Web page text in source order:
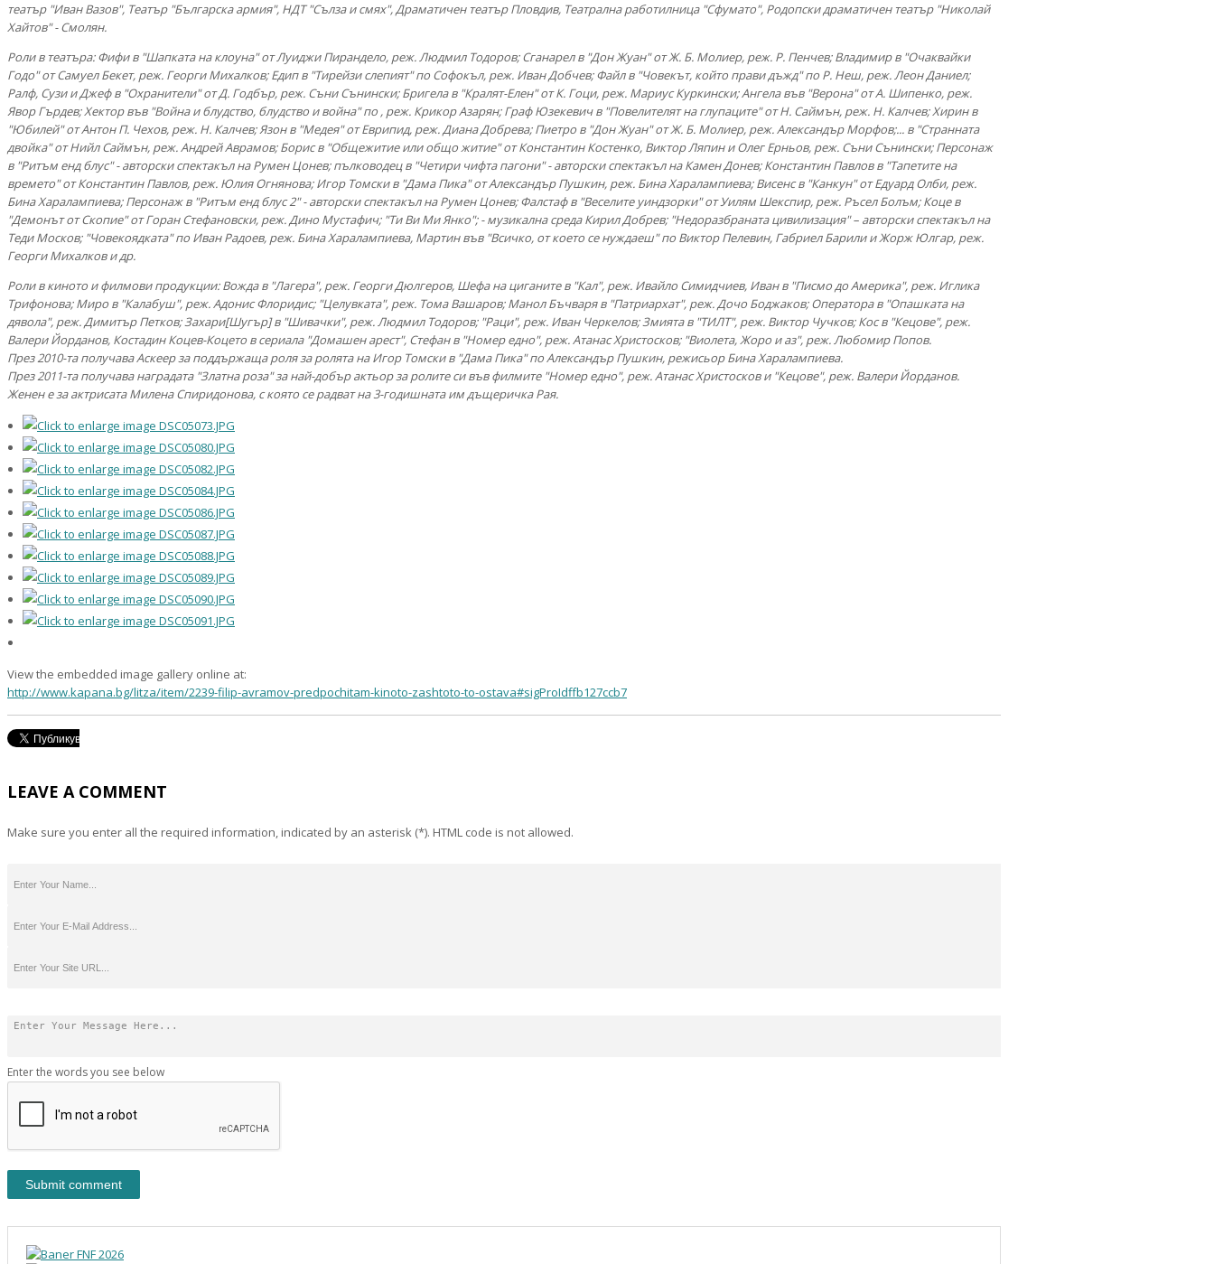
театър "Иван Вазов", Театър "Българска армия", НДТ "Сълза и смях", Драматичен театър Пловдив, Театрална работилница "Сфумато", Родопски драматичен театър "Николай
Хайтов" - Смолян.
Роли в театъра: Фифи в "Шапката на клоуна" от Луиджи Пирандело, реж. Людмил Тодоров; Сганарел в "Дон Жуан" от Ж. Б. Молиер, реж. Р. Пенчев; Владимир в "Очаквайки
Годо" от Самуел Бекет, реж. Георги Михалков; Едип в "Тирейзи слепият" по Софокъл, реж. Иван Добчев; Файл в "Човекът, който прави дъжд" по Р. Неш, реж. Леон Даниел;
Ралф, Сузи и Джеф в "Охранители" от Д. Годбър, реж. Съни Сънински; Бригела в "Кралят-Елен" от К. Гоци, реж. Мариус Куркински; Ангела във "Верона" от А. Шипенко, реж.
Явор Гърдев; Хектор във "Война и блудство, блудство и война" по , реж. Крикор Азарян; Граф Юзекевич в "Повелителят на глупаците" от Н. Саймън, реж. Н. Калчев; Хирин в
"Юбилей" от Антон П. Чехов, реж. Н. Калчев; Язон в "Медея" от Еврипид, реж. Диана Добрева; Пиетро в "Дон Жуан" от Ж. Б. Молиер, реж. Александър Морфов;... в "Странната
двойка" от Нийл Саймън, реж. Андрей Аврамов; Борис в "Общежитие или общо житие" от Константин Костенко, Виктор Ляпин и Олег Ерньов, реж. Съни Сънински; Персонаж
в "Ритъм енд блус" - авторски спектакъл на Румен Цонев; пълководец в "Четири чифта пагони" - авторски спектакъл на Камен Донев; Константин Павлов в "Тапетите на
времето" от Константин Павлов, реж. Юлия Огнянова; Игор Томски в "Дама Пика" от Александър Пушкин, реж. Бина Харалампиева; Висенс в "Канкун" от Едуард Олби, реж.
Бина Харалампиева; Персонаж в "Ритъм енд блус 2" - авторски спектакъл на Румен Цонев; Фалстаф в "Веселите уиндзорки" от Уилям Шекспир, реж. Ръсел Болъм; Коце в
"Демонът от Скопие" от Горан Стефановски, реж. Дино Мустафич; "Ти Ви Ми Янко"; - музикална среда Кирил Добрев; "Недоразбраната цивилизация" – авторски спектакъл на
Теди Москов; "Човекоядката" по Иван Радоев, реж. Бина Харалампиева, Мартин във "Всичко, от което се нуждаеш" по Виктор Пелевин, Габриел Барили и Жорж Юлгар, реж.
Георги Михалков и др.
Роли в киното и филмови продукции: Вожда в "Лагера", реж. Георги Дюлгеров, Шефа на циганите в "Кал", реж. Ивайло Симидчиев, Иван в "Писмо до Америка", реж. Иглика
Трифонова; Миро в "Калабуш", реж. Адонис Флоридис; "Целувката", реж. Тома Вашаров; Манол Бъчваря в "Патриархат", реж. Дочо Боджаков; Оператора в "Опашката на
дявола", реж. Димитър Петков; Захари[Шугър] в "Шивачки", реж. Людмил Тодоров; "Раци", реж. Иван Черкелов; Змията в "ТИЛТ", реж. Виктор Чучков; Кос в "Кецове", реж.
Валери Йорданов, Костадин Коцев-Коцето в сериала "Домашен арест", Стефан в "Номер едно", реж. Атанас Христосков; "Виолета, Жоро и аз", реж. Любомир Попов.
През 2010-та получава Аскеер за поддържаща роля за ролята на Игор Томски в "Дама Пика" по Александър Пушкин, режисьор Бина Харалампиева.
През 2011-та получава наградата "Златна роза" за най-добър актьор за ролите си във филмите "Номер едно", реж. Атанас Христосков и "Кецове", реж. Валери Йорданов.
Женен е за актрисата Милена Спиридонова, с която се радват на 3-годишната им дъщеричка Рая.
View the embedded image gallery online at:
http://www.kapana.bg/litza/item/2239-filip-avramov-predpochitam-kinoto-zashtoto-to-ostava#sigProIdffb127ccb7
LEAVE A COMMENT
Make sure you enter all the required information, indicated by an asterisk (*). HTML code is not allowed.
Enter the words you see below